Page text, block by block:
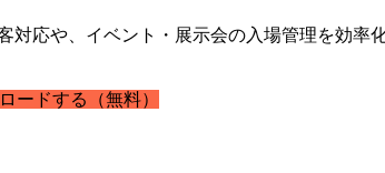
対応や、イベント・展示会の入場管理を効
ードする（無料）